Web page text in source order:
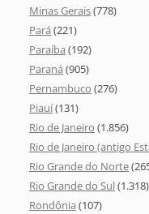
Minas Gerais(778)
Pará (221)
Paraíba (192)
Paraná (905)
Pernambuco (276)
Piauí(131)
Rio de Janeiro (1.856)
Rio de Janeiro (antigo
Rio Grande do Norte
Rio Grande do Sul(1.318)
Rondônia (107)